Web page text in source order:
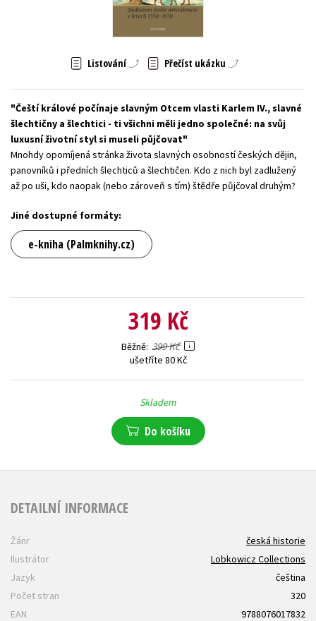
Zahraniční literatura
Listování Přečíst ukázku
Čeští králové počínaje slavným Otcem vlasti Karlem IV., slavné
šlechtičny a šlechtici - ti všichni měli jedno společné: na svůj
luxusní životní styl si museli půjčovat
Mnohdy opomíjená stránka života slavných osobností českých dějin,
panovníků i předních šlechticů a šlechtičen. Kdo z nich byl zadlužený
až po uši, kdo naopak (nebo zároveň s tím) štědře půjčoval druhým?
Jiné dostupné formáty:
e-kniha (Palmknihy.cz)
319 Kč
Běžně 399 Kč
ušetříte 80 Kč
Skladem
Do košíku
DETAILNÍ INFORMACE
Žánr
česká historie
Ilustrátor
Lobkowicz Collections
Jazyk
čeština
Počet stran
320
EAN
9788076017832